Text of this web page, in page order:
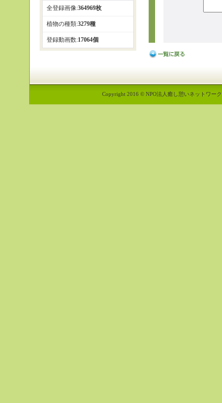
全登録画像:364969枚
植物の種類:3279種
登録動画数:17064個
Copyright 2016 © NPO法人癒し憩いネットワー